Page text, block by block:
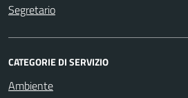
Segretario
CATEGORIE DI SERVIZIO
Ambiente